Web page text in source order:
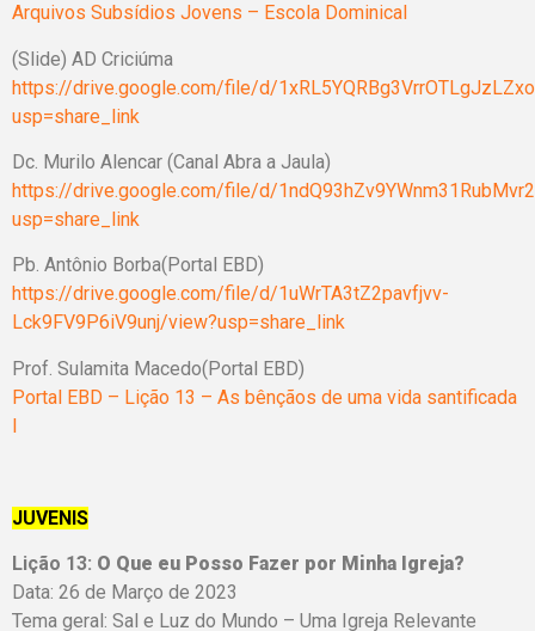
Arquivos Subsídios Jovens – Escola Dominical
(Slide) AD Criciúma
https://drive.google.com/file/d/
usp=share_link
Dc. Murilo Alencar (Canal Abra a Jaula)
https://drive.google.com/file/d/
usp=share_link
Pb. Antônio Borba(Portal EBD)
https://drive.google.com/file/d/1uWrTA3tZ2pavfjvv-
Lck9FV9P6iV9unj/view?usp=share_link
Prof. Sulamita Macedo(Portal EBD)
Portal EBD – Lição 13 – As bênçãos de uma vida santificada
I
JUVENIS
Lição 13: O Que eu Posso Fazer por Minha Igreja?
Data: 26 de Março de 2023
Tema geral: Sal e Luz do Mundo – Uma Igreja Relevante